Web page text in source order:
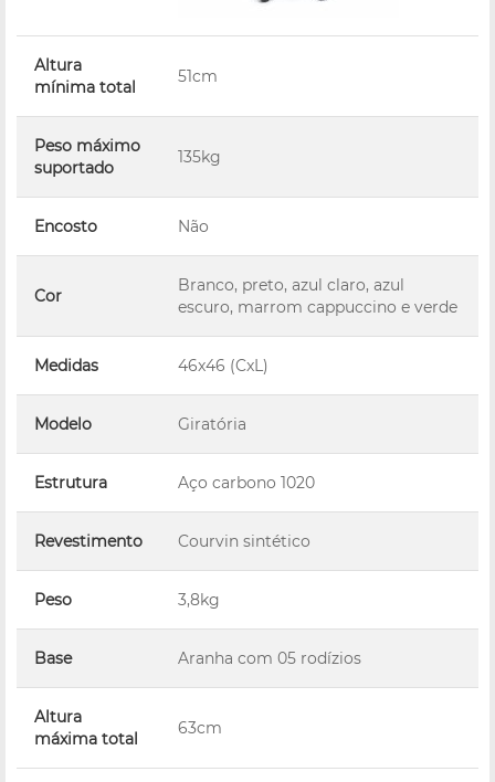
Altura
mínima total
51cm
Peso máximo
suportado
135kg
Encosto Não
Cor
Branco, preto, azul claro, azul
escuro, marrom cappuccino e verde
Medidas 46x46 (CxL)
Modelo Giratória
Estrutura Aço carbono 1020
Revestimento Courvin sintético
Peso 3,8kg
Base Aranha com 05 rodízios
Altura
máxima total
63cm